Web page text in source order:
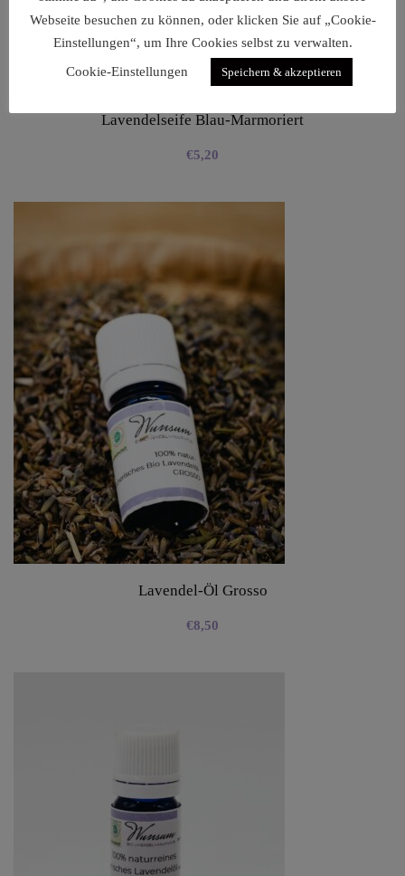
Lavendelseife Blau-Marmoriert
€5,20
Lavendel-Öl Grosso
€8,50
Webseite besuchen zu können, oder klicken Sie auf „Cookie-
Einstellungen“, um Ihre Cookies selbst zu verwalten.
Cookie-Einstellungen
Speichern & akzeptieren